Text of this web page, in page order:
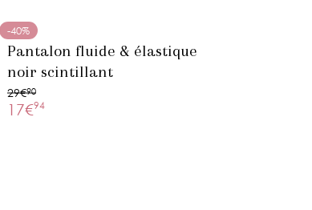
-40%
Pantalon fluide & élastique
noir scintillant
29€90
17€94